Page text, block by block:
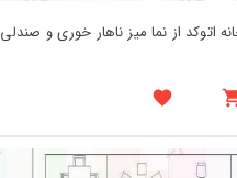
اتوکد از نما میز ناهار خوری و صندلی